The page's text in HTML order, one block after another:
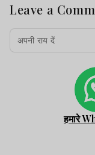
Leave a
हमारे